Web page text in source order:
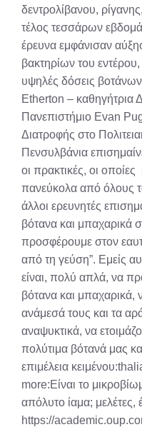
δεντρολίβανου,
τέλος τεσσάρων
έρευνα εμφάνισαν
βακτηρίων του εντέρου,
υψηλές δόσεις
Etherton – καθηγήτρια
Πανεπιστήμιο Evan
Διατροφής στο
Πενσυλβάνια
οι πρακτικές, οι
πανεύκολα από όλους
άλλοι ερευνητές
βότανα και μπαχαρικά
προσφέρουμε στον
από τη γεύση”. Εμείς
είναι, πολύ απλά, να
βότανα και
ανάμεσά τους και τα
αναψυκτικά, να
πολύτιμα βότανά μας
επιμέλεια
more:Είναι το
απόλυτο ίαμα; μελέτες,
https://